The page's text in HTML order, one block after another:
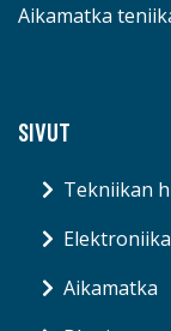
Aikamatka
SIVUT
Tekniikan
Aikamatka